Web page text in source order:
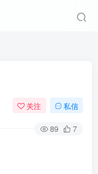
关注 私信
89 7